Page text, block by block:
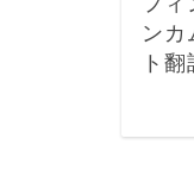
ン
ト翻